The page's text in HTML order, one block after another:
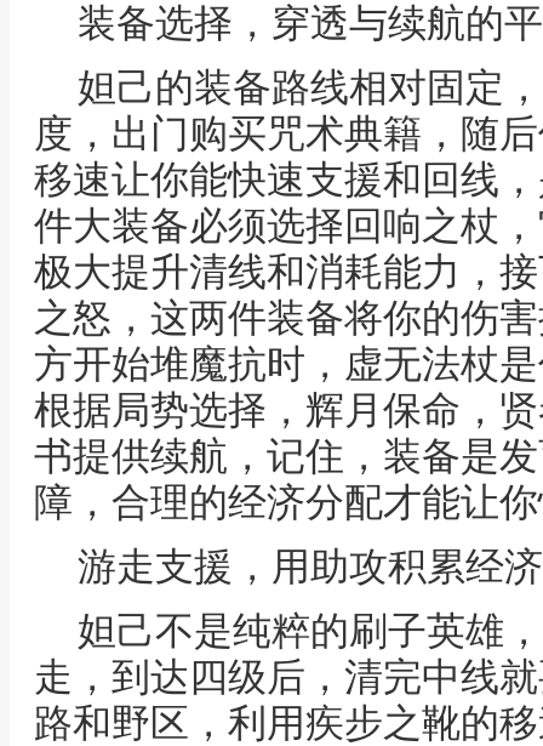
装备选择，穿透与续航的
妲己的装备路线相对固定
度，出门购买咒术典籍，随
移速让你能快速支援和回线
件大装备必须选择回响之杖
极大提升清线和消耗能力，
之怒，这两件装备将你的伤
方开始堆魔抗时，虚无法杖
根据局势选择，辉月保命，
书提供续航，记住，装备是
障，合理的经济分配才能让
游走支援，用助攻积累经济
妲己不是纯粹的刷子英雄
走，到达四级后，清完中线
路和野区，利用疾步之靴的